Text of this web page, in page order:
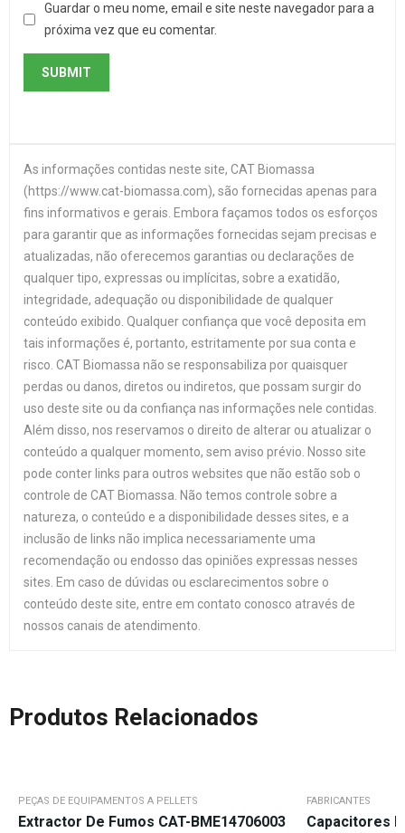
Guardar o meu nome, email e site neste navegador para a
próxima vez que eu comentar.
As informações contidas neste site, CAT Biomassa
(https://www.cat-biomassa.com), são fornecidas apenas para
fins informativos e gerais. Embora façamos todos os esforços
para garantir que as informações fornecidas sejam precisas e
atualizadas, não oferecemos garantias ou declarações de
qualquer tipo, expressas ou implícitas, sobre a exatidão,
integridade, adequação ou disponibilidade de qualquer
conteúdo exibido. Qualquer confiança que você deposita em
tais informações é, portanto, estritamente por sua conta e
risco. CAT Biomassa não se responsabiliza por quaisquer
perdas ou danos, diretos ou indiretos, que possam surgir do
uso deste site ou da confiança nas informações nele contidas.
Além disso, nos reservamos o direito de alterar ou atualizar o
conteúdo a qualquer momento, sem aviso prévio. Nosso site
pode conter links para outros websites que não estão sob o
controle de CAT Biomassa. Não temos controle sobre a
natureza, o conteúdo e a disponibilidade desses sites, e a
inclusão de links não implica necessariamente uma
recomendação ou endosso das opiniões expressas nesses
sites. Em caso de dúvidas ou esclarecimentos sobre o
conteúdo deste site, entre em contato conosco através de
nossos canais de atendimento.
Produtos Relacionados
PEÇAS DE EQUIPAMENTOS A PELLETS
Extractor De Fumos CAT-BME14706003
FABRICANTES
Capacitores